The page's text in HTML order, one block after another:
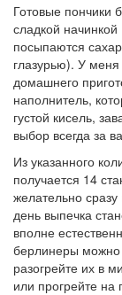
Готовые пончики
сладкой
посыпаются
глазурью). У
домашнего
наполнитель,
густой кисель,
выбор всегда за
Из указанного
получается 14
желательно
день выпечка
вполне
берлинеры можно
разогрейте их в
или прогрейте на